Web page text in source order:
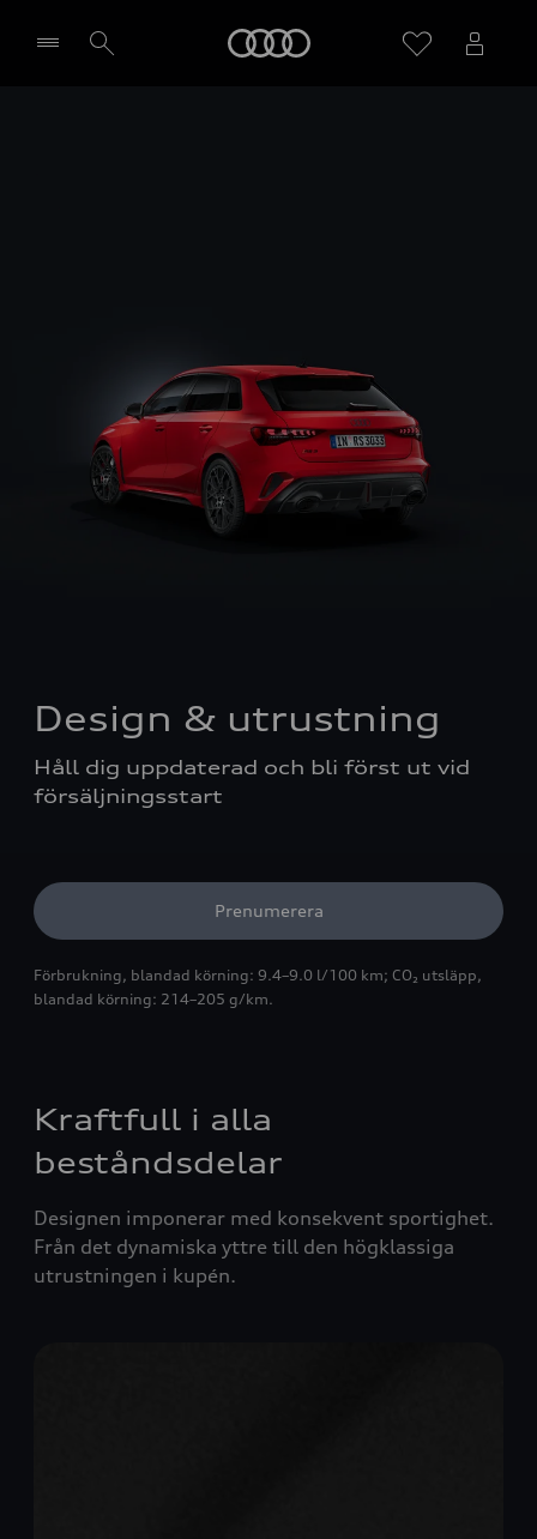
Design & Utrustning
Design & utrustning
Håll dig uppdaterad och bli först ut vid
försäljningsstart
Prenumerera
Förbrukning, blandad körning: 9.4–9.0 l/100 km; CO₂ utsläpp,
blandad körning: 214–205 g/km.
Kraftfull i alla
beståndsdelar
Designen imponerar med konsekvent sportighet.
Från det dynamiska yttre till den högklassiga
utrustningen i kupén.